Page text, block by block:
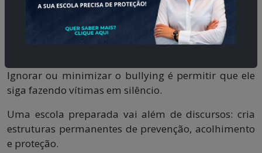
Assim, a escola demonstra não apenas boa
estratégia contínua contra o
bullying e cyberbullying
Ignorar ou minimizar o bullying é permitir que ele
siga fazendo vítimas em silêncio.
Uma escola preparada vai além de discursos: cria
estruturas permanentes de prevenção, acolhimento
e proteção.